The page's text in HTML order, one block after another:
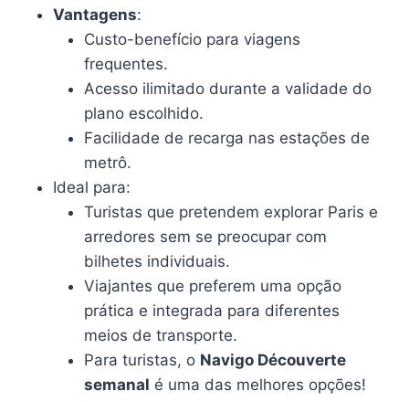
Vantagens:
Custo-benefício para viagens
frequentes.
Acesso ilimitado durante a validade do
plano escolhido.
Facilidade de recarga nas estações de
metrô.
Ideal para:
Turistas que pretendem explorar Paris e
arredores sem se preocupar com
bilhetes individuais.
Viajantes que preferem uma opção
prática e integrada para diferentes
meios de transporte.
Para turistas, o Navigo Découverte
semanal é uma das melhores opções!